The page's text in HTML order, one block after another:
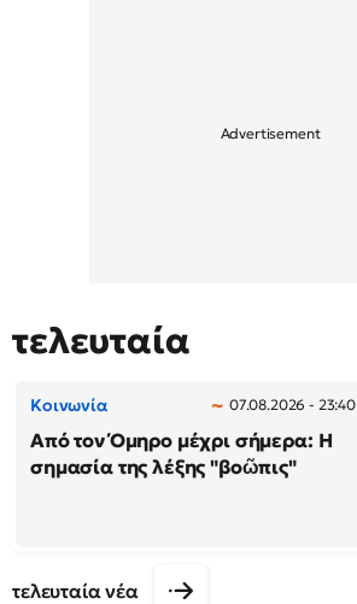
τελευταία
Κοινωνία 07.08.2026 - 23:40
Από τον Όμηρο μέχρι σήμερα: Η
σημασία της λέξης "βοῶπις"
τελευταία νέα